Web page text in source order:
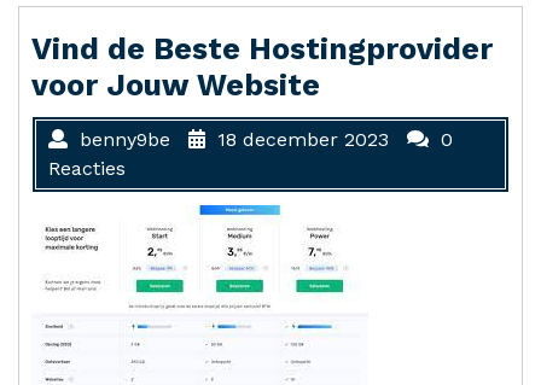
Vind de Beste Hostingprovider
voor Jouw Website
benny9be 18 december 2023
0
Reacties